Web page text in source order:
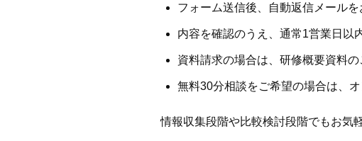
フォーム送信後、自動返信メールを
内容を確認のうえ、通常1営業日以
資料請求の場合は、研修概要資料の
無料30分相談をご希望の場合は、
情報収集段階や比較検討段階でもお気